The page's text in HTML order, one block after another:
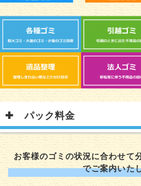
パック料金
お客様のゴミの状況に合わせて
でご案内いた